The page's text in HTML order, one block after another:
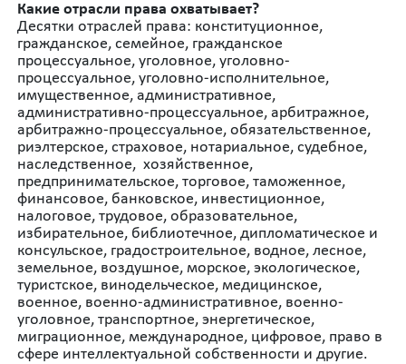
Какие отрасли права охватывает?
Десятки отраслей права: конституционное,
гражданское, семейное, гражданское
процессуальное, уголовное, уголовно-
процессуальное, уголовно-исполнительное,
имущественное, административное,
административно-процессуальное, арбитражное,
арбитражно-процессуальное, обязательственное,
риэлтерское, страховое, нотариальное, судебное,
наследственное, хозяйственное,
предпринимательское, торговое, таможенное,
финансовое, банковское, инвестиционное,
налоговое, трудовое, образовательное,
избирательное, библиотечное, дипломатическое и
консульское, градостроительное, водное, лесное,
земельное, воздушное, морское, экологическое,
туристское, винодельческое, медицинское,
военное, военно-административное, военно-
уголовное, транспортное, энергетическое,
миграционное, международное, цифровое, право в
сфере интеллектуальной собственности и другие.